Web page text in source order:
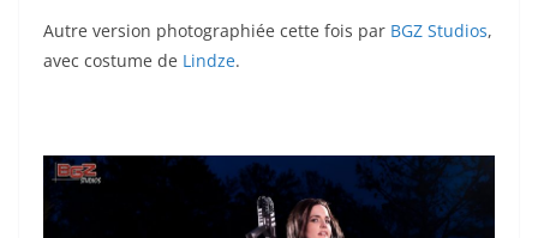
Autre version photographiée cette fois par BGZ Studios,
avec costume de Lindze.